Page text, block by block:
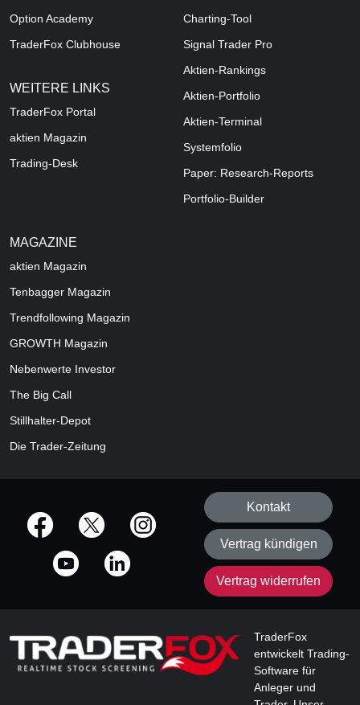
Option Academy
TraderFox Clubhouse
WEITERE LINKS
TraderFox Portal
aktien Magazin
Trading-Desk
Charting-Tool
Signal Trader Pro
Aktien-Rankings
Aktien-Portfolio
Aktien-Terminal
Systemfolio
Paper: Research-Reports
Portfolio-Builder
MAGAZINE
aktien Magazin
Tenbagger Magazin
Trendfollowing Magazin
GROWTH Magazin
Nebenwerte Investor
The Big Call
Stillhalter-Depot
Die Trader-Zeitung
offizielle Social Media-Accounts
Kontakt
Vertrag kündigen
Vertrag widerrufen
TraderFox
entwickelt Trading-
Software für
Anleger und